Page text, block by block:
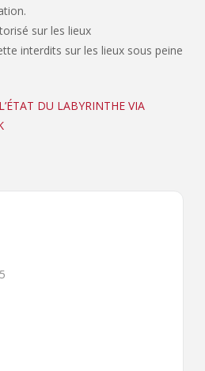
sur les lieux
interdits sur les lieux sous peine
DU LABYRINTHE VIA